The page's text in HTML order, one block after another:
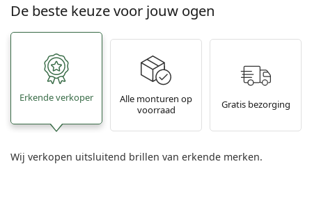
De beste keuze voor jouw ogen
Erkende verkoper
Alle monturen op
voorraad
Gratis bezorging
Wij verkopen uitsluitend brillen van erkende merken.